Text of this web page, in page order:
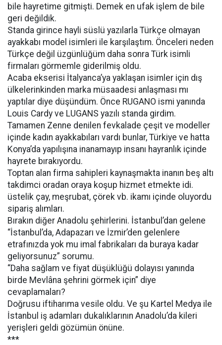
bile hayretime gitmişti. Demek en ufak işlem de bile
geri değildik.
Standa girince hayli süslü yazılarla Türkçe olmayan
ayakkabı model isimleri ile karşılaştım. Önceleri neden
Türkçe değil üzgünlüğüm daha sonra Türk isimli
firmaları görmemle giderilmiş oldu.
Acaba ekserisi İtalyanca’ya yaklaşan isimler için dış
ülkelerinkinden marka müsaadesi anlaşması mı
yaptılar diye düşündüm. Önce RUGANO ismi yanında
Louis Cardy ve LUGANS yazılı standa girdim.
Tamamen Zenne denilen fevkalade çeşit ve modeller
içinde kadın ayakkabıları vardı bunlar, Türkiye ve hatta
Konya’da yapılışına inanamayıp insanı hayranlık içinde
hayrete bırakıyordu.
Toptan alan firma sahipleri kaynaşmakta inanın beş altı
takdimci oradan oraya koşup hizmet etmekte idi.
üstelik çay, meşrubat, çörek vb. ikamı içinde oluyordu
sipariş alımları.
Bırakın diğer Anadolu şehirlerini. İstanbul’dan gelene
“İstanbul’da, Adapazarı ve İzmir’den gelenlere
etrafınızda yok mu imal fabrikaları da buraya kadar
geliyorsunuz” sorumu.
“Daha sağlam ve fiyat düşüklüğü dolayısı yanında
birde Mevlâna şehrini görmek için” diye
cevaplamaları?
Doğrusu iftiharıma vesile oldu. Ve şu Kartel Medya ile
İstanbul iş adamları dukalıklarının Anadolu’da kileri
yerişleri geldi gözümün önüne.
***